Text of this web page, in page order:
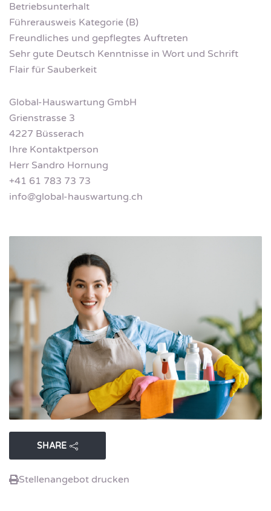
Betriebsunterhalt
Führerausweis Kategorie (B)
Freundliches und gepflegtes Auftreten
Sehr gute Deutsch Kenntnisse in Wort und Schrift
Flair für Sauberkeit
Global-Hauswartung GmbH
Grienstrasse 3
4227 Büsserach
Ihre Kontaktperson
Herr Sandro Hornung
+41 61 783 73 73
info@global-hauswartung.ch
SHARE
Stellenangebot drucken